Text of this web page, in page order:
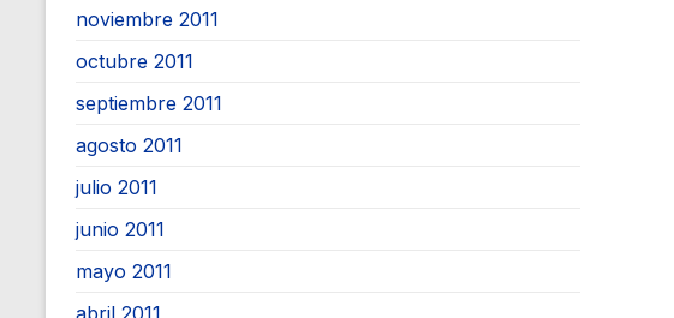
noviembre 2011
octubre 2011
septiembre 2011
agosto 2011
julio 2011
junio 2011
mayo 2011
abril 2011